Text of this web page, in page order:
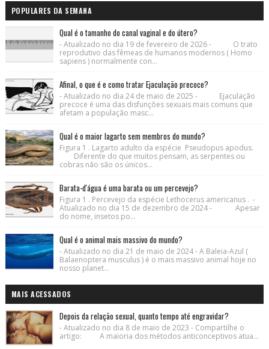
POPULARES DA SEMANA
Qual é o tamanho do canal vaginal e do útero?
- Atualizado no dia 19 de fevereiro de 2026 - O trato
reprodutivo das fêmeas de humanos modernos ( Homo
sapiens ) normalmente con...
Afinal, o que é e como tratar Ejaculação precoce?
- Atualizado no dia 24 de maio de 2025 - Ejaculação
precoce é uma das disfunções sexuais mais comuns que
afetam a população masc...
Qual é o maior lagarto sem membros do mundo?
Figura 1 . Lagarto adulto da espécie Pseudopus apodus.
Diferente do que muitos pensam, as serpentes ou
cobras não são os únicos...
Barata-d'água é uma barata ou um percevejo?
Figura 1 . Percevejo da espécie Lethocerus americanus . -
Atualizado no dia 15 de dezembro de 2024 - Apesar
do nome, insetos po...
Qual é o animal mais massivo do mundo?
- Atualizado no dia 21 de maio de 2024 - A Baleia-Azul (
Balaenoptera musculus ) é o mais massivo animal hoje no
nosso planet...
MAIS ACESSADOS
Depois da relação sexual, quanto tempo até engravidar?
- Atualizado no dia 8 de maio de 2023 - Compartilhe o
artigo: A maioria dos métodos anticonceptivos atua...